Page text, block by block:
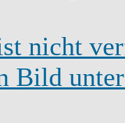
nicht
Bild